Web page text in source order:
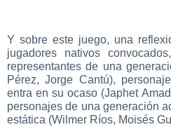
Y sobre este juego, una
jugadores nativos
representantes de una
Pérez, Jorge Cantú),
entra en su ocaso (Japhet
personajes de una generación
estática (Wilmer Ríos, Moisés